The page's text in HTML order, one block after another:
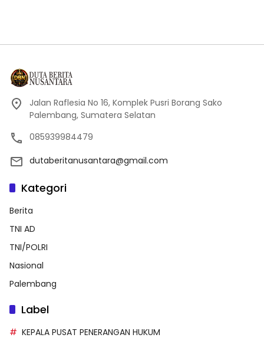
Jalan Raflesia No 16, Komplek Pusri Borang Sako
Palembang, Sumatera Selatan
085939984479
dutaberitanusantara@gmail.com
Kategori
Berita
TNI AD
TNI/POLRI
Nasional
Palembang
Label
KEPALA PUSAT PENERANGAN HUKUM